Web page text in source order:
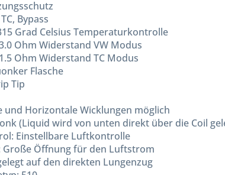
Bypass
Grad Celsius Temperaturkontrolle
Ohm Widerstand VW Modus
Ohm Widerstand TC Modus
Flasche
Tip
und Horizontale Wicklungen möglich
(Liquid wird von unten direkt über die Coil
Einstellbare Luftkontrolle
Große Öffnung für den Luftstrom
auf den direkten Lungenzug